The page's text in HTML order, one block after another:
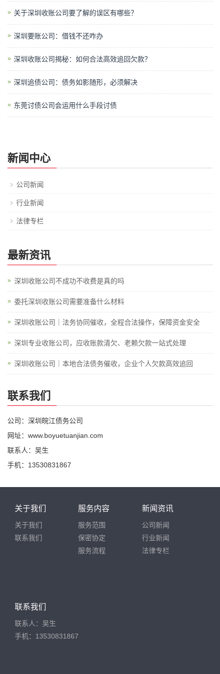
关于深圳收账公司要了解的误区有哪些？
深圳要账公司：借钱不还咋办
深圳收账公司揭秘：如何合法高效追回欠款？
深圳追债公司：债务如影随形，必须解决
东莞讨债公司会运用什么手段讨债
新闻中心
公司新闻
行业新闻
法律专栏
最新资讯
深圳收账公司不成功不收费是真的吗
委托深圳收账公司需要准备什么材料
深圳收账公司｜法务协同催收，全程合法操作，保障资金安全
深圳专业收账公司，应收账款清欠、老赖欠款一站式处理
深圳收账公司｜本地合法债务催收，企业个人欠款高效追回
联系我们
公司：深圳皖江债务公司
网址：www.boyuetuanjian.com
联系人：吴生
手机：13530831867
关于我们
关于我们
联系我们
服务内容
服务范围
保密协定
服务流程
新闻资讯
公司新闻
行业新闻
法律专栏
联系我们
联系人：吴生
手机：13530831867